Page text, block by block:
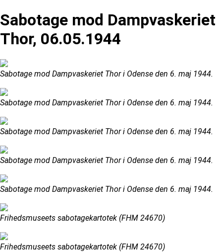
Sabotage mod Dampvaskeriet
Thor, 06.05.1944
Sabotage mod Dampvaskeriet Thor i Odense den 6. maj 1944.
Sabotage mod Dampvaskeriet Thor i Odense den 6. maj 1944.
Sabotage mod Dampvaskeriet Thor i Odense den 6. maj 1944.
Sabotage mod Dampvaskeriet Thor i Odense den 6. maj 1944.
Sabotage mod Dampvaskeriet Thor i Odense den 6. maj 1944.
Frihedsmuseets sabotagekartotek (FHM 24670)
Frihedsmuseets sabotagekartotek (FHM 24670)